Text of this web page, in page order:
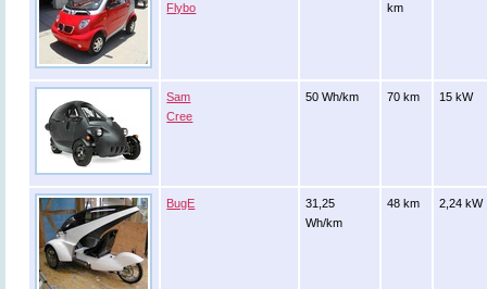
Flybo
km
Sam
Cree
50 Wh/km 70 km 15 kW
BugE
31,25
Wh/km
48 km 2,24 kW